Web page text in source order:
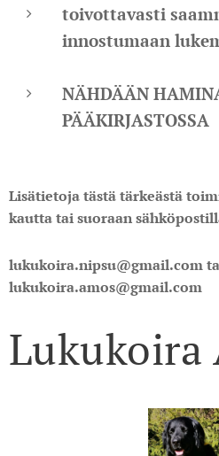
toivottavasti
innostumaan
NÄHDÄÄN
PÄÄKIRJASTOSSA
Lisätietoja tästä tärkeästä
kautta tai suoraan
lukukoira.nipsu@gmail.com
lukukoira.amos@gmail.com
Lukukoira